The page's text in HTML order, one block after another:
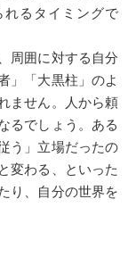
れるタイミングで
周囲に対する自分
」「大黒柱」のよ
ません。人から頼
るでしょう。ある
う」立場だったの
変わる、といった
り、自分の世界を